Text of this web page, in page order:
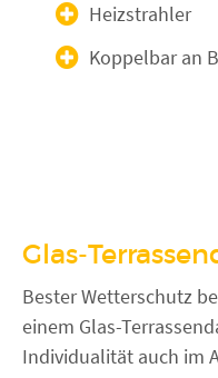
Heizstrahler
Koppelbar an
Glas-
Bester Wetterschutz
einem Glas-
Individualität auch im